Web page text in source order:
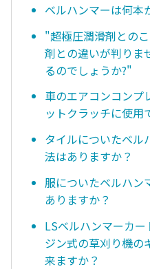
ベルハンマーは何本
"超極圧潤滑剤との
剤との違いが判りま
るのでしょうか?"
車のエアコンコンプ
ットクラッチに使用
タイルについたベル
法はありますか？
服についたベルハン
ありますか？
LSベルハンマーカ
ジン式の草刈り機の
来ますか？